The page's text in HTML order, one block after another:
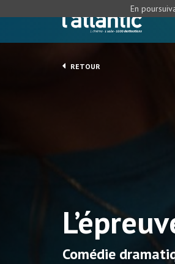
RETOUR
Comédie
En